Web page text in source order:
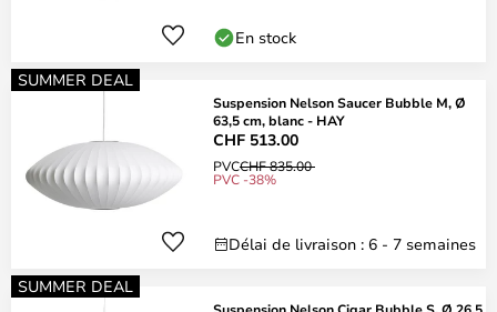
En stock
SUMMER DEAL
Suspension Nelson Saucer Bubble M, Ø
63,5 cm, blanc - HAY
CHF 513.00
PVCCHF 835.00
PVC -38%
Délai de livraison : 6 - 7 semaines
SUMMER DEAL